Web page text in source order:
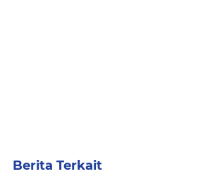
Berita Terkait